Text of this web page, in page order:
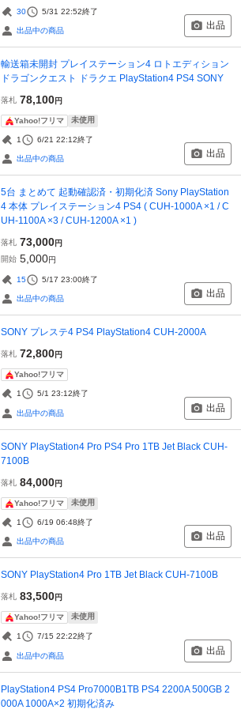
30 5/31 22:52終了
出品中の商品 出品
輸送箱未開封 プレイステーション4 ロトエディション
ドラゴンクエスト ドラクエ PlayStation4 PS4 SONY
落札 78,100円
Yahoo!フリマ 未使用
1 6/21 22:12終了
出品中の商品 出品
5台 まとめて 起動確認済・初期化済 Sony PlayStation
4 本体 プレイステーション4 PS4 ( CUH-1000A ×1 / C
UH-1100A ×3 / CUH-1200A ×1 )
落札 73,000円
開始 5,000円
15 5/17 23:00終了
出品中の商品 出品
SONY プレステ4 PS4 PlayStation4 CUH-2000A
落札 72,800円
Yahoo!フリマ
1 5/1 23:12終了
出品中の商品 出品
SONY PlayStation4 Pro PS4 Pro 1TB Jet Black CUH-
7100B
落札 84,000円
Yahoo!フリマ 未使用
1 6/19 06:48終了
出品中の商品 出品
SONY PlayStation4 Pro 1TB Jet Black CUH-7100B
落札 83,500円
Yahoo!フリマ 未使用
1 7/15 22:22終了
出品中の商品 出品
PlayStation4 PS4 Pro7000B1TB PS4 2200A 500GB 2
000A 1000A×2 初期化済み